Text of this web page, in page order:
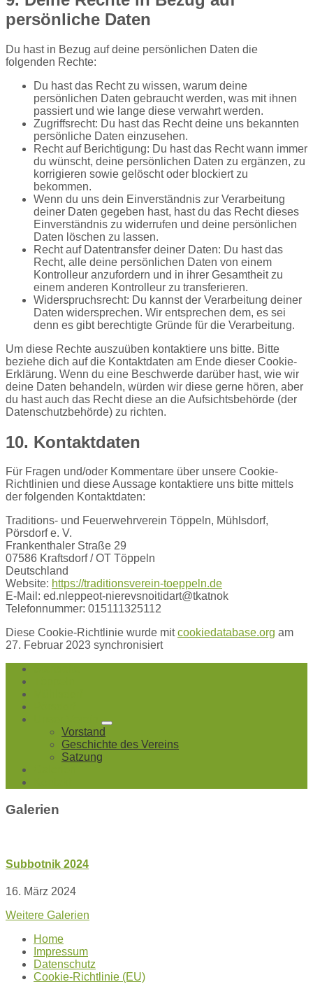
persönliche Daten
Du hast in Bezug auf deine persönlichen Daten die
folgenden Rechte:
Du hast das Recht zu wissen, warum deine
persönlichen Daten gebraucht werden, was mit ihnen
passiert und wie lange diese verwahrt werden.
Zugriffsrecht: Du hast das Recht deine uns bekannten
persönliche Daten einzusehen.
Recht auf Berichtigung: Du hast das Recht wann immer
du wünscht, deine persönlichen Daten zu ergänzen, zu
korrigieren sowie gelöscht oder blockiert zu
bekommen.
Wenn du uns dein Einverständnis zur Verarbeitung
deiner Daten gegeben hast, hast du das Recht dieses
Einverständnis zu widerrufen und deine persönlichen
Daten löschen zu lassen.
Recht auf Datentransfer deiner Daten: Du hast das
Recht, alle deine persönlichen Daten von einem
Kontrolleur anzufordern und in ihrer Gesamtheit zu
einem anderen Kontrolleur zu transferieren.
Widerspruchsrecht: Du kannst der Verarbeitung deiner
Daten widersprechen. Wir entsprechen dem, es sei
denn es gibt berechtigte Gründe für die Verarbeitung.
Um diese Rechte auszuüben kontaktiere uns bitte. Bitte
beziehe dich auf die Kontaktdaten am Ende dieser Cookie-
Erklärung. Wenn du eine Beschwerde darüber hast, wie wir
deine Daten behandeln, würden wir diese gerne hören, aber
du hast auch das Recht diese an die Aufsichtsbehörde (der
Datenschutzbehörde) zu richten.
10. Kontaktdaten
Für Fragen und/oder Kommentare über unsere Cookie-
Richtlinien und diese Aussage kontaktiere uns bitte mittels
der folgenden Kontaktdaten:
Traditions- und Feuerwehrverein Töppeln, Mühlsdorf,
Pörsdorf e. V.
Frankenthaler Straße 29
07586 Kraftsdorf / OT Töppeln
Deutschland
Website: https://traditionsverein-toeppeln.de
E-Mail: ed.nleppeot-nierevsnoitidart@tkatnok
Telefonnummer: 015111325112
Diese Cookie-Richtlinie wurde mitcookiedatabase.org am
27. Februar 2023 synchronisiert
Vorstand
Geschichte des Vereins
Satzung
Galerien
Subbotnik 2024
16. März 2024
Weitere Galerien
Home
Impressum
Datenschutz
Cookie-Richtlinie (EU)